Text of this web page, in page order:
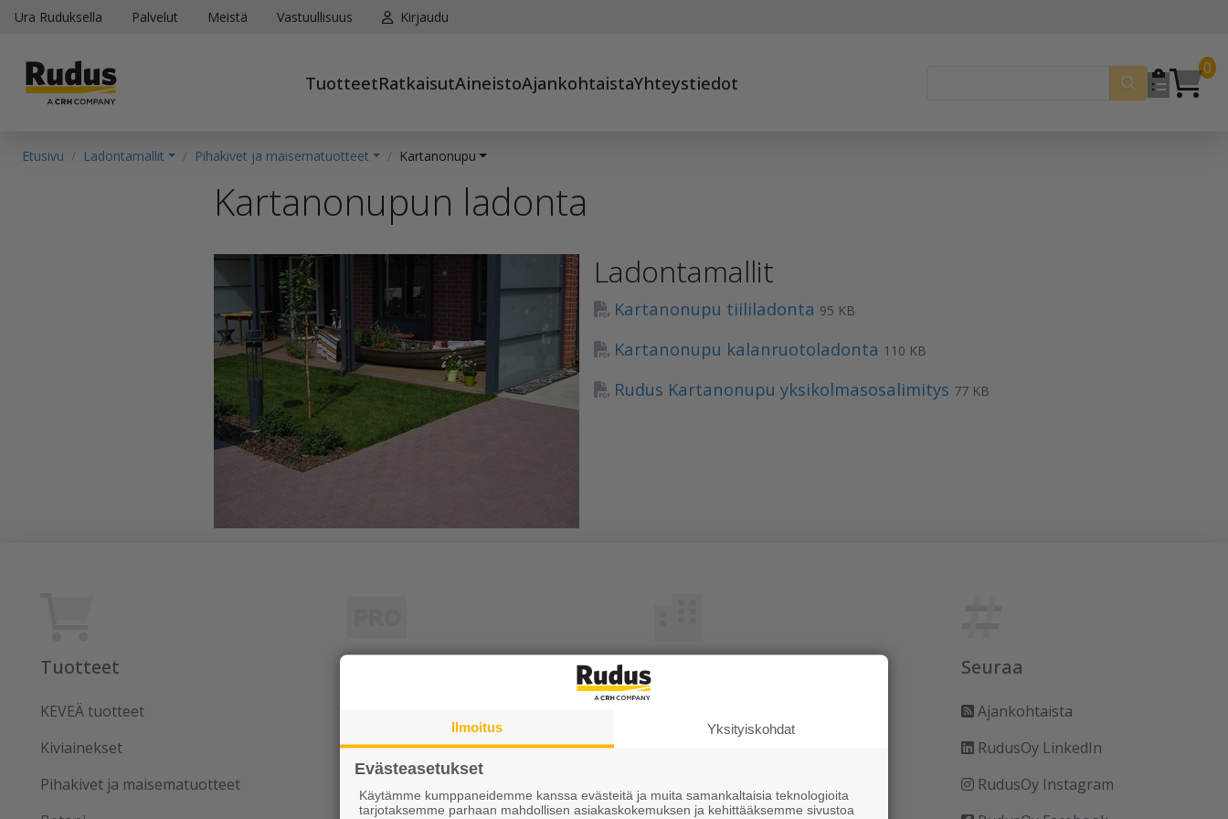
Ura Ruduksella Palvelut Meistä Vastuullisuus Kirjaudu
TuotteetRatkaisutAineistoAjankohtaistaYhteystiedot
0
Etusivu Ladontamallit Pihakivet ja maisematuotteet Kartanonupu
Kartanonupun ladonta
Ladontamallit
Kartanonupu tiililadonta 95 KB
Kartanonupu kalanruotoladonta 110 KB
Rudus Kartanonupu yksikolmasosalimitys 77 KB
Tuotteet
KEVEÄ tuotteet
Kiviainekset
Pihakivet ja maisematuotteet
Referenssit
Seuraa
Ajankohtaista
RudusOy LinkedIn
RudusOy Instagram
Ilmoitus Yksityiskohdat
Evästeasetukset
Käytämme kumppaneidemme kanssa evästeitä ja muita samankaltaisia teknologioita
tarjotaksemme parhaan mahdollisen asiakaskokemuksen ja kehittääksemme sivustoa